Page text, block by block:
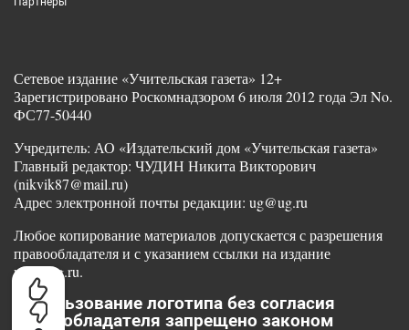
Сетевое издание «Учительская газета» 12+
Зарегистрировано Роскомнадзором 6 июля 2012 года Эл No.
ФС77-50440
Учредитель: АО «Издательский дом «Учительская газета»
Главный редактор: ЧУДИН Никита Викторович
(nikvik87@mail.ru)
Адрес электронной почты редакции: ug@ug.ru
Любое копирование материалов допускается с разрешения
правообладателя и с указанием ссылки на издание
www.ug.ru.
Использование логотипа без согласия
правообладателя запрещено законом